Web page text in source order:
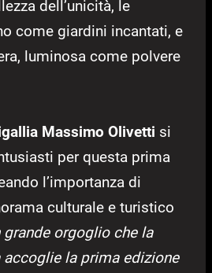
dell’unicità, le
come giardini incantati, e
luminosa come polvere
Massimo Olivetti si
per questa prima
l’importanza di
culturale e turistico
grande orgoglio che la
accoglie la prima edizione